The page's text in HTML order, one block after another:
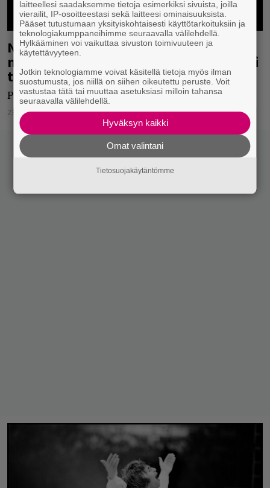
Noel Gallagher antoi hinnan
mahdolliselle Oasis-paluulle – ja vittuili
toki veljelleen siinä samalla
Pikkusumma tuollainen!
23.05.2021 Jarkko Fräntilä
laitteellesi saadaksemme tietoja esimerkiksi sivuista, joilla
vierailit, IP-osoitteestasi sekä laitteesi ominaisuuksista.
Pääset tutustumaan yksityiskohtaisesti käyttötarkoituksiin ja
teknologiakumppaneihimme seuraavalla välilehdellä.
Hylkääminen voi vaikuttaa sivuston toimivuuteen ja
käytettävyyteen.
Jotkin teknologiamme voivat käsitellä tietoja myös ilman
suostumusta, jos niillä on siihen oikeutettu peruste. Voit
vastustaa tätä tai muuttaa asetuksiasi milloin tahansa
seuraavalla välilehdellä.
Hyväksyn kaikki
Omat valintani
Tietosuojakäytäntömme